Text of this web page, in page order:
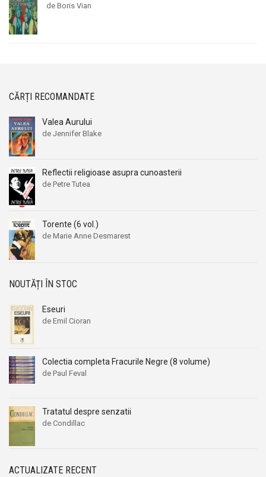
de Boris Vian
CĂRȚI RECOMANDATE
Valea Aurului
de Jennifer Blake
Reflectii religioase asupra cunoasterii
de Petre Tutea
Torente (6 vol.)
de Marie Anne Desmarest
NOUTĂȚI ÎN STOC
Eseuri
de Emil Cioran
Colectia completa Fracurile Negre (8 volume)
de Paul Feval
Tratatul despre senzatii
de Condillac
ACTUALIZATE RECENT